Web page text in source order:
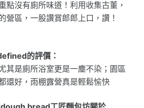
點沒有廁所味道！利用收集古董，
營區，一股讚賞郎郎上口，讚！
的評價：
其是廁所浴室更是一塵不染；園區
還好，雨棚露營真是輕鬆愉快